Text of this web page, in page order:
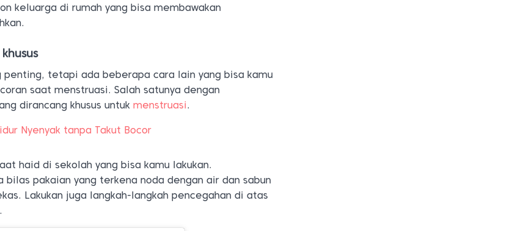
keluarga di rumah yang bisa membawakan
penting, tetapi ada beberapa cara lain yang bisa kamu
saat menstruasi. Salah satunya dengan
dirancang khusus untukmenstruasi.
Nyenyak tanpa Takut Bocor
haid di sekolah yang bisa kamu lakukan.
bilas pakaian yang terkena noda dengan air dan sabun
Lakukan juga langkah-langkah pencegahan di atas